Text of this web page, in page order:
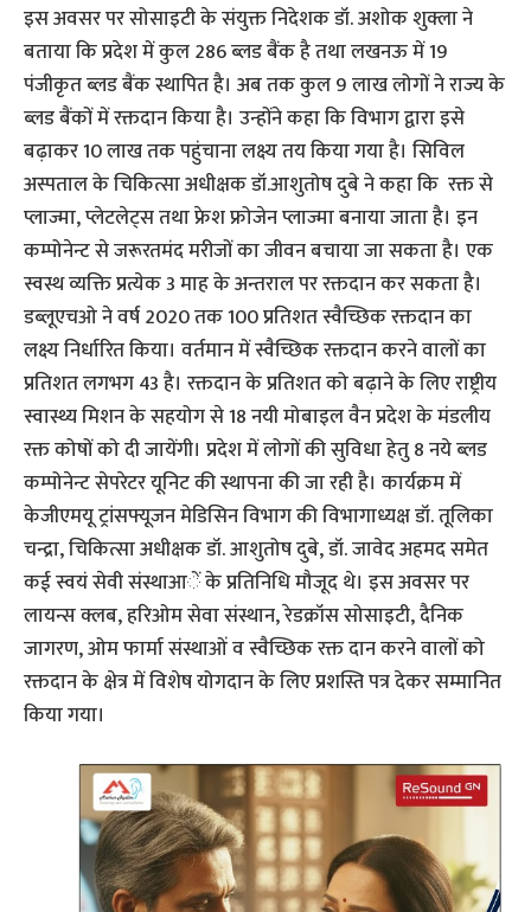
इस अवसर पर सोसाइटी के संयुक्त निदेशक डॉ. अशोक शुक्ला ने
बताया कि प्रदेश में कुल 286 ब्लड बैंक है तथा लखनऊ में 19
पंजीकृत ब्लड बैंक स्थापित है। अब तक कुल 9 लाख लोगों ने राज्य के
ब्लड बैंकों में रक्तदान किया है। उन्होंने कहा कि विभाग द्वारा इसे
बढ़ाकर 10 लाख तक पहुंचाना लक्ष्य तय किया गया है। सिविल
अस्पताल के चिकित्सा अधीक्षक डॉ.आशुतोष दुबे ने कहा कि रक्त से
प्लाज्मा, प्लेटलेट्स तथा फ्रेश फ्रोजेन प्लाज्मा बनाया जाता है। इन
कम्पोनेन्ट से जरूरतमंद मरीजों का जीवन बचाया जा सकता है। एक
स्वस्थ व्यक्ति प्रत्येक 3 माह के अन्तराल पर रक्तदान कर सकता है।
डब्लूएचओ ने वर्ष 2020 तक 100 प्रतिशत स्वैच्छिक रक्तदान का
लक्ष्य निर्धारित किया। वर्तमान में स्वैच्छिक रक्तदान करने वालों का
प्रतिशत लगभग 43 है। रक्तदान के प्रतिशत को बढ़ाने के लिए राष्ट्रीय
स्वास्थ्य मिशन के सहयोग से 18 नयी मोबाइल वैन प्रदेश के मंडलीय
रक्त कोषों को दी जायेंगी। प्रदेश में लोगों की सुविधा हेतु 8 नये ब्लड
कम्पोनेन्ट सेपरेटर यूनिट की स्थापना की जा रही है। कार्यक्रम में
केजीएमयू ट्रांसफ्यूजन मेडिसिन विभाग की विभागाध्यक्ष डॉ. तूलिका
चन्द्रा, चिकित्सा अधीक्षक डॉ. आशुतोष दुबे, डॉ. जावेद अहमद समेत
कई स्वयं सेवी संस्थाआें के प्रतिनिधि मौजूद थे। इस अवसर पर
लायन्स क्लब, हरिओम सेवा संस्थान, रेडक्रॉस सोसाइटी, दैनिक
जागरण, ओम फार्मा संस्थाओं व स्वैच्छिक रक्त दान करने वालों को
रक्तदान के क्षेत्र में विशेष योगदान के लिए प्रशस्ति पत्र देकर सम्मानित
किया गया।